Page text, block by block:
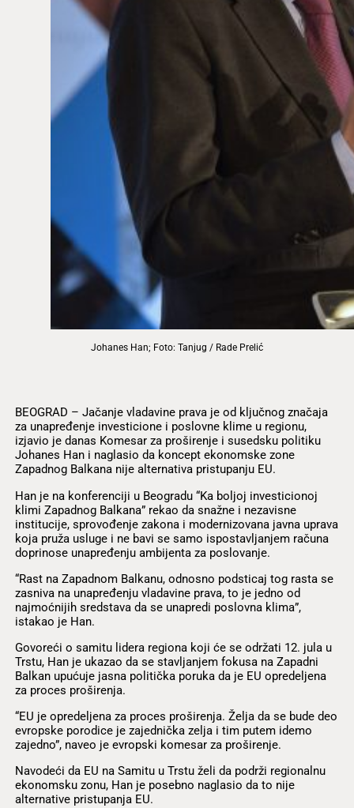
Johanes Han; Foto: Tanjug / Rade Prelić
BEOGRAD – Jačanje vladavine prava je od ključnog značaja
za unapređenje investicione i poslovne klime u regionu,
izjavio je danas Komesar za proširenje i susedsku politiku
Johanes Han i naglasio da koncept ekonomske zone
Zapadnog Balkana nije alternativa pristupanju EU.
Han je na konferenciji u Beogradu “Ka boljoj investicionoj
klimi Zapadnog Balkana” rekao da snažne i nezavisne
institucije, sprovođenje zakona i modernizovana javna uprava
koja pruža usluge i ne bavi se samo ispostavljanjem računa
doprinose unapređenju ambijenta za poslovanje.
“Rast na Zapadnom Balkanu, odnosno podsticaj tog rasta se
zasniva na unapređenju vladavine prava, to je jedno od
najmoćnijih sredstava da se unapredi poslovna klima”,
istakao je Han.
Govoreći o samitu lidera regiona koji će se održati 12. jula u
Trstu, Han je ukazao da se stavljanjem fokusa na Zapadni
Balkan upućuje jasna politička poruka da je EU opredeljena
za proces proširenja.
“EU je opredeljena za proces proširenja. Želja da se bude deo
evropske porodice je zajednička zelja i tim putem idemo
zajedno”, naveo je evropski komesar za proširenje.
Navodeći da EU na Samitu u Trstu želi da podrži regionalnu
ekonomsku zonu, Han je posebno naglasio da to nije
alternative pristupanja EU.